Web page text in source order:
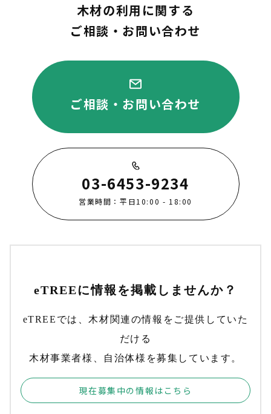
木材の利用に関する
ご相談・お問い合わせ
ご相談・お問い合わせ
03-6453-9234
営業時間：平日10:00 - 18:00
eTREEに情報を掲載しませんか？
eTREEでは、木材関連の情報をご提供していた
だける
木材事業者様、自治体様を募集しています。
現在募集中の情報はこちら